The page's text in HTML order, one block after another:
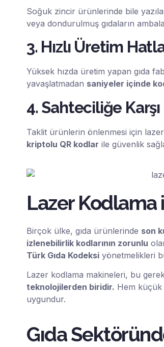
Soğuk zincir ürünlerinde bile
veya dondurulmuş gıdaların
3. Hızlı Üretim
Yüksek hızda üretim yapan gıda
yavaşlatmadan saniyeler içinde
4. Sahteciliğe
Taklit ürünlerin önlenmesi için
kriptolu QR kodlar ile güvenlik
Lazer Kodlama
Birçok ülke, gıda ürünlerinde son
izlenebilirlik kodlarının zorunlu
Türk Gıda Kodeksi yönetmelikleri
Lazer kodlama makineleri, bu
teknolojilerden biridir. Hem
uygundur.
Gıda